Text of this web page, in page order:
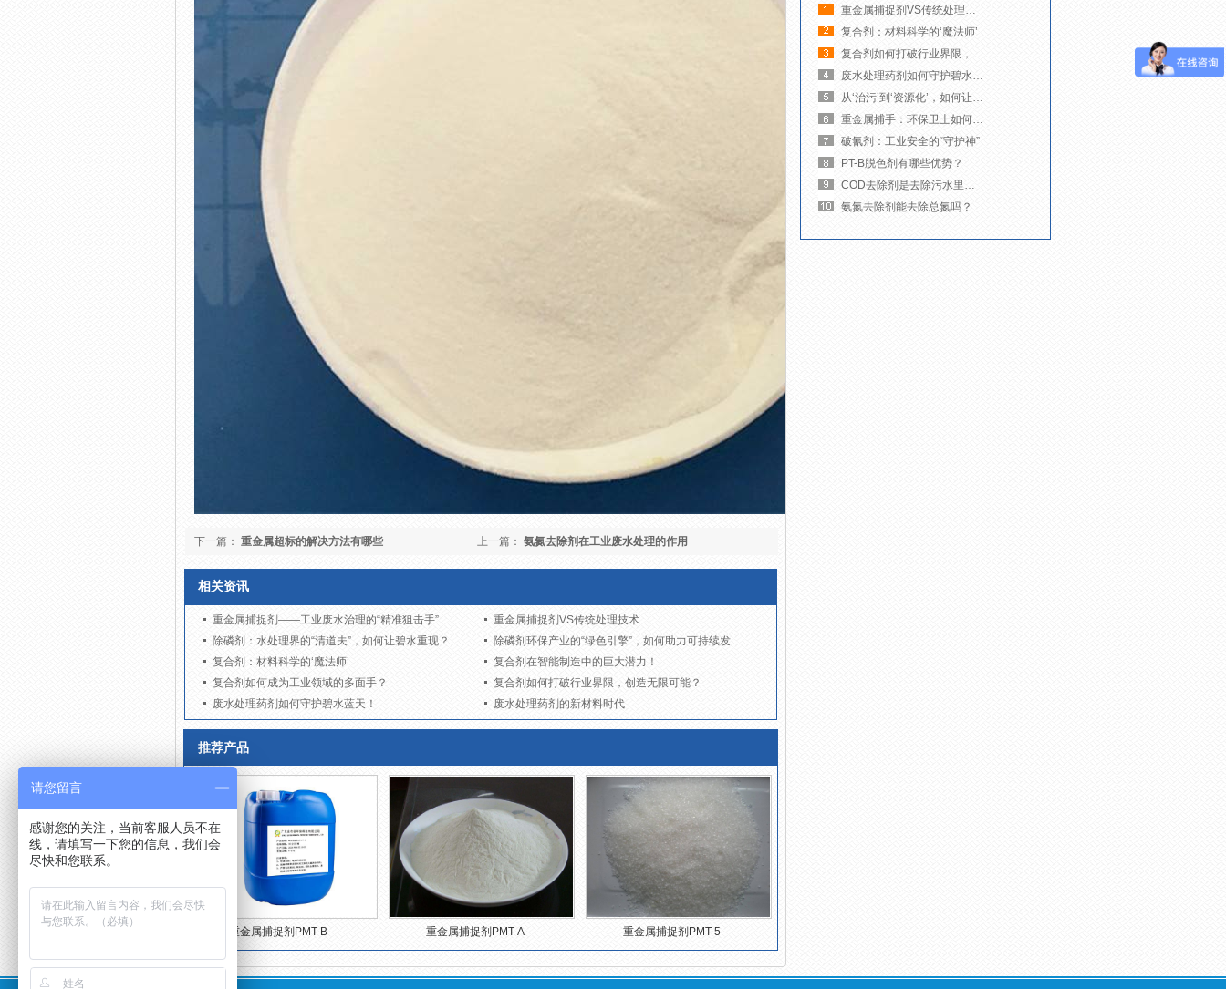
上一篇： 氨氮去除剂在工业废水处理的作用
下一篇： 重金属超标的解决方法有哪些
相关资讯
重金属捕捉剂——工业废水治理的“精准狙击手”
重金属捕捉剂VS传统处理技术
除磷剂：水处理界的“清道夫”，如何让碧水重现？
除磷剂环保产业的“绿色引擎”，如何助力可持续发展？
复合剂：材料科学的‘魔法师’
复合剂在智能制造中的巨大潜力！
复合剂如何成为工业领域的多面手？
复合剂如何打破行业界限，创造无限可能？
废水处理药剂如何守护碧水蓝天！
废水处理药剂的新材料时代
推荐产品
重金属捕捉剂PMT-B 重金属捕捉剂PMT-A 重金属捕捉剂PMT-5
重金属捕捉剂VS传统处理技术
复合剂：材料科学的‘魔法师’
复合剂如何打破行业界限，创造无限可能？
废水处理药剂如何守护碧水蓝天！
从‘治污’到‘资源化’，如何让废水变废为宝？
重金属捕手：环保卫士如何净化我们的水世界
破氰剂：工业安全的“守护神”
PT-B脱色剂有哪些优势？
COD去除剂是去除污水里的什么杂质？
氨氮去除剂能去除总氮吗？
请您留言
感谢您的关注，当前客服人员不在
线，请填写一下您的信息，我们会
尽快和您联系。